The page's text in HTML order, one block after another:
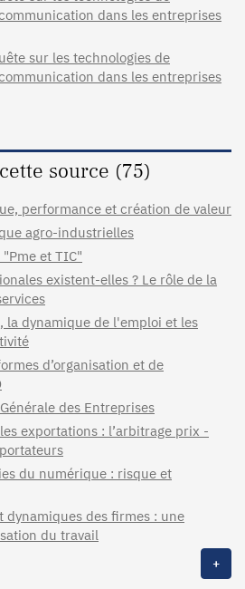
dans les entreprises
sur les technologies de
dans les entreprises
source (75)
performance et création de valeur
agro-industrielles
et TIC"
existent-elles ? Le rôle de la
la dynamique de l'emploi et les
d’organisation et de
des Entreprises
exportations : l’arbitrage prix -
du numérique : risque et
des firmes : une
du travail
+